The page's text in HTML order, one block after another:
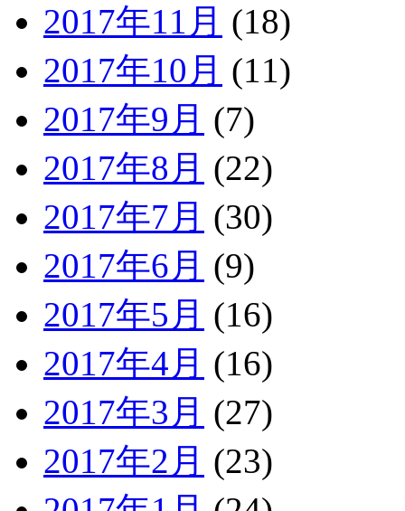
2017年11月 (18)
2017年10月 (11)
2017年9月 (7)
2017年8月 (22)
2017年7月 (30)
2017年6月 (9)
2017年5月 (16)
2017年4月 (16)
2017年3月 (27)
2017年2月 (23)